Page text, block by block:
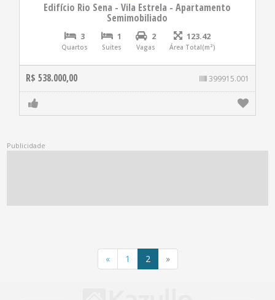
Edifício Rio Sena - Vila Estrela - Apartamento
Semimobiliado
3
Quartos
1
Suites
2
Vagas
123.42
Área Total(m²)
R$ 538.000,00 399915.001
« 1 2 »